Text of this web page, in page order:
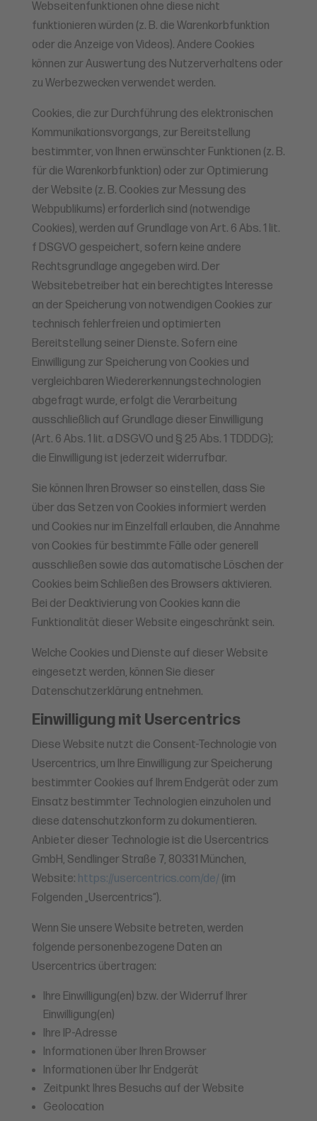
Webseitenfunktionen ohne diese nicht
funktionieren würden (z. B. die Warenkorbfunktion
oder die Anzeige von Videos). Andere Cookies
können zur Auswertung des Nutzerverhaltens oder
zu Werbezwecken verwendet werden.
Cookies, die zur Durchführung des elektronischen
Kommunikationsvorgangs, zur Bereitstellung
bestimmter, von Ihnen erwünschter Funktionen (z. B.
für die Warenkorbfunktion) oder zur Optimierung
der Website (z. B. Cookies zur Messung des
Webpublikums) erforderlich sind (notwendige
Cookies), werden auf Grundlage von Art. 6 Abs. 1 lit.
f DSGVO gespeichert, sofern keine andere
Rechtsgrundlage angegeben wird. Der
Websitebetreiber hat ein berechtigtes Interesse
an der Speicherung von notwendigen Cookies zur
technisch fehlerfreien und optimierten
Bereitstellung seiner Dienste. Sofern eine
Einwilligung zur Speicherung von Cookies und
vergleichbaren Wiedererkennungstechnologien
abgefragt wurde, erfolgt die Verarbeitung
ausschließlich auf Grundlage dieser Einwilligung
(Art. 6 Abs. 1 lit. a DSGVO und § 25 Abs. 1 TDDDG);
die Einwilligung ist jederzeit widerrufbar.
Sie können Ihren Browser so einstellen, dass Sie
über das Setzen von Cookies informiert werden
und Cookies nur im Einzelfall erlauben, die Annahme
von Cookies für bestimmte Fälle oder generell
ausschließen sowie das automatische Löschen der
Cookies beim Schließen des Browsers aktivieren.
Bei der Deaktivierung von Cookies kann die
Funktionalität dieser Website eingeschränkt sein.
Welche Cookies und Dienste auf dieser Website
eingesetzt werden, können Sie dieser
Datenschutzerklärung entnehmen.
Einwilligung mit Usercentrics
Diese Website nutzt die Consent-Technologie von
Usercentrics, um Ihre Einwilligung zur Speicherung
bestimmter Cookies auf Ihrem Endgerät oder zum
Einsatz bestimmter Technologien einzuholen und
diese datenschutzkonform zu dokumentieren.
Anbieter dieser Technologie ist die Usercentrics
GmbH, Sendlinger Straße 7, 80331 München,
Website: https://usercentrics.com/de/ (im
Folgenden „Usercentrics“).
Wenn Sie unsere Website betreten, werden
folgende personenbezogene Daten an
Usercentrics übertragen:
Ihre Einwilligung(en) bzw. der Widerruf Ihrer
Einwilligung(en)
Ihre IP-Adresse
Informationen über Ihren Browser
Informationen über Ihr Endgerät
Zeitpunkt Ihres Besuchs auf der Website
Geolocation